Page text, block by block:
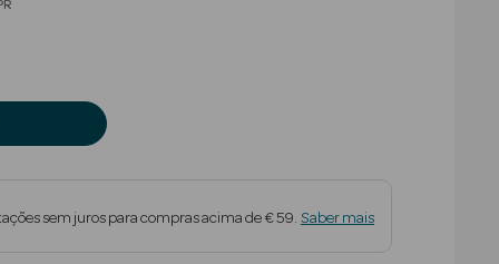
sem juros para compras acima de € 59. Saber mais